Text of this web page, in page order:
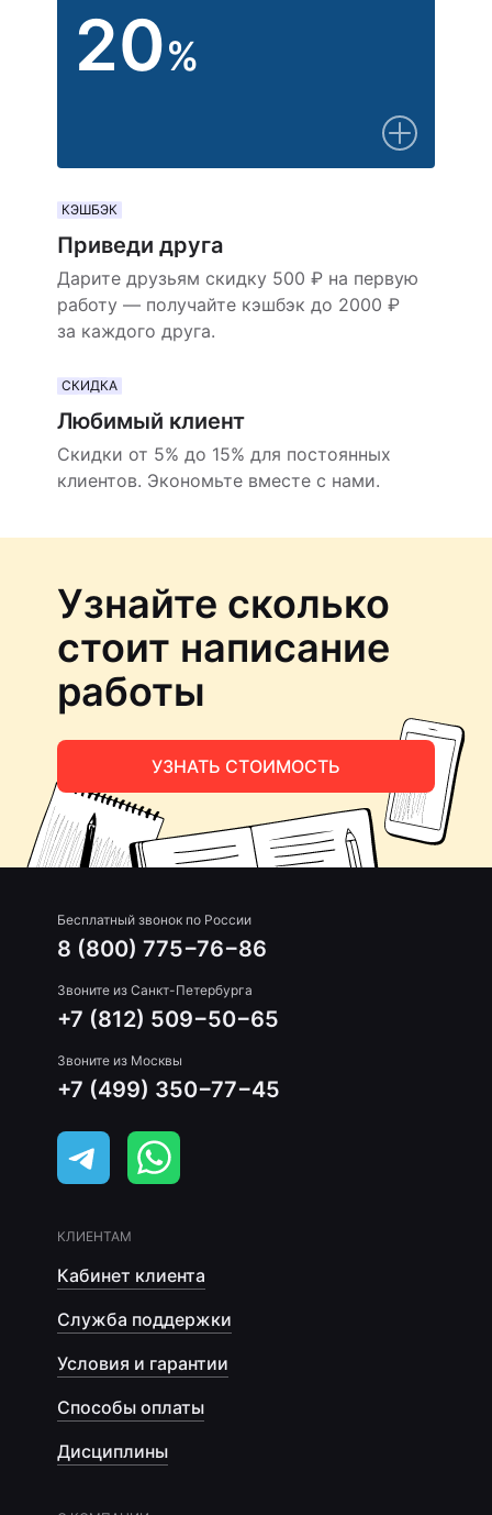
20%
КЭШБЭК
Приведи друга
Дарите друзьям скидку 500 ₽ на первую
работу — получайте кэшбэк до 2000 ₽
за каждого друга.
СКИДКА
Любимый клиент
Скидки от 5% до 15% для постоянных
клиентов. Экономьте вместе с нами.
Узнайте сколько
стоит написание
работы
УЗНАТЬ СТОИМОСТЬ
Бесплатный звонок по России
8 (800) 775−76−86
Звоните из Санкт-Петербурга
+7 (812) 509−50−65
Звоните из Москвы
+7 (499) 350−77−45
КЛИЕНТАМ
Кабинет клиента
Служба поддержки
Условия и гарантии
Способы оплаты
Дисциплины